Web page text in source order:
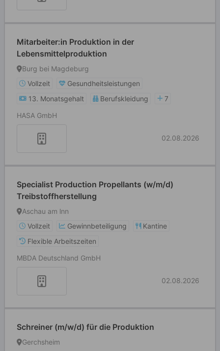
Mitarbeiter:in Produktion in der
Lebensmittelproduktion
Burg bei Magdeburg
Vollzeit
Gesundheitsleistungen
13. Monatsgehalt
Berufskleidung
7
HASA GmbH
02.08.2026
Specialist Production Propellants (w/m/d)
Treibstoffherstellung
Aschau am lnn
Vollzeit
Gewinnbeteiligung
Kantine
Flexible Arbeitszeiten
MBDA Deutschland GmbH
02.08.2026
Schreiner (m/w/d) für die Produktion
Gerchsheim